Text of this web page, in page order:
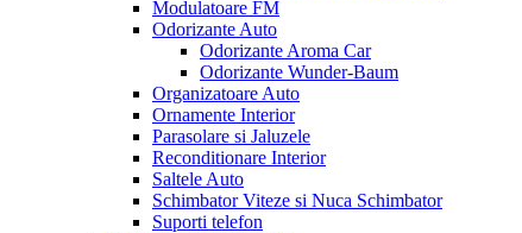
Modulatoare FM
Odorizante Auto
Odorizante Aroma Car
Odorizante Wunder-Baum
Organizatoare Auto
Ornamente Interior
Parasolare si Jaluzele
Reconditionare Interior
Saltele Auto
Schimbator Viteze si Nuca Schimbator
Suporti telefon